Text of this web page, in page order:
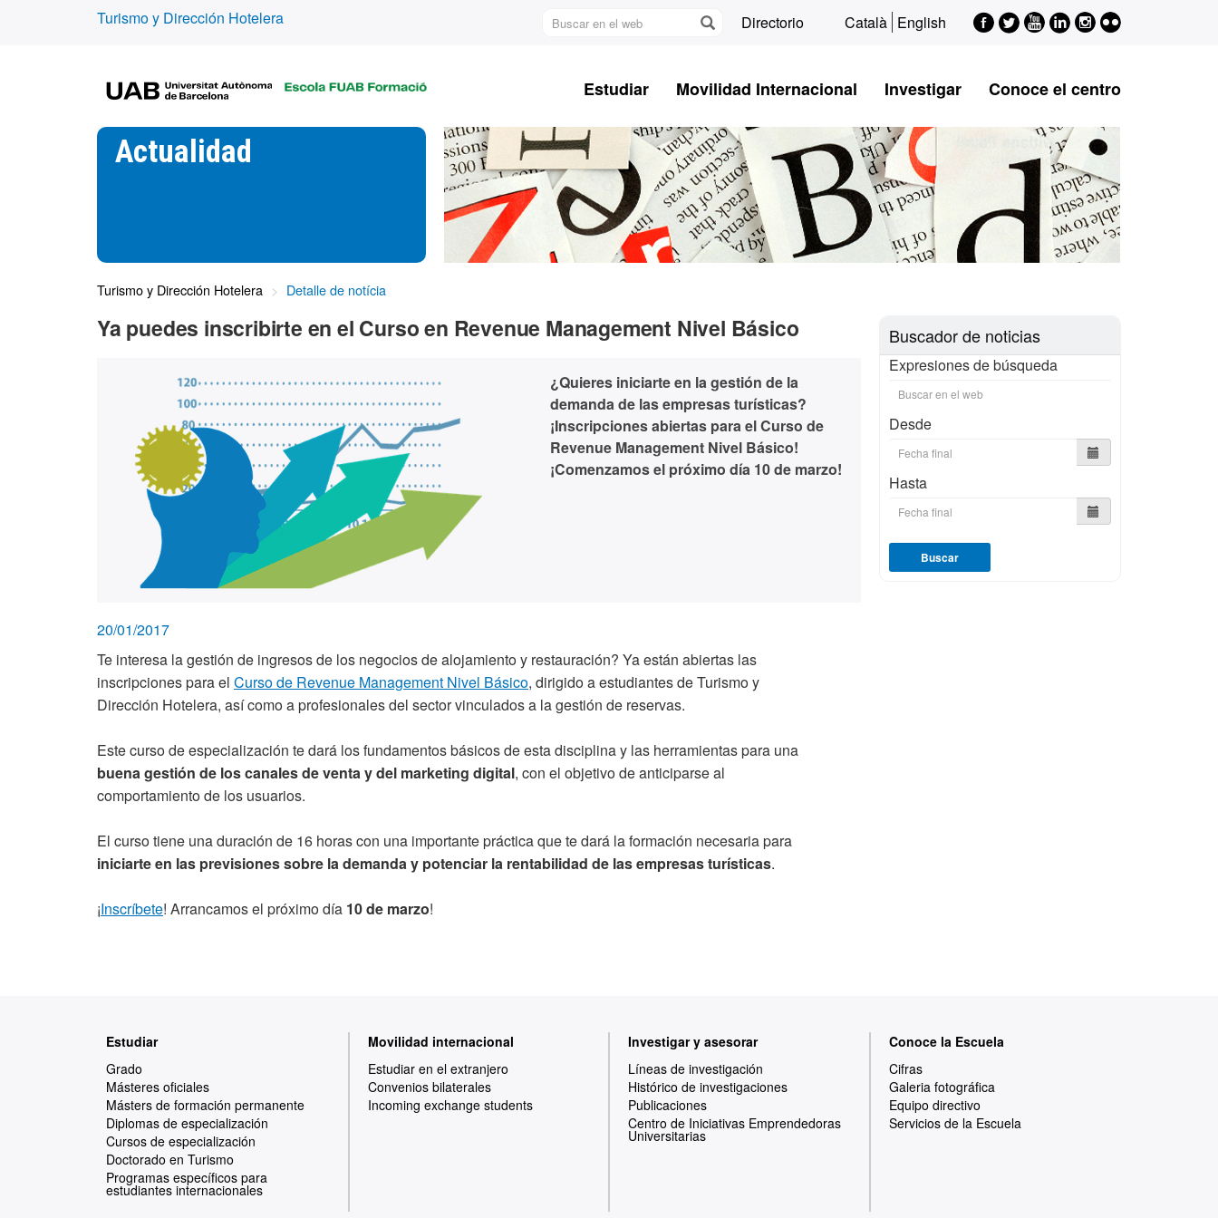
Turismo y Dirección Hotelera
Buscar
Directorio Català English Facebook
Twitter
Youtube
LinkedIn
Instagram
Flickr
B
Estudiar Movilidad Internacional Investigar Conoce el centro
Actualidad
Turismo y Dirección Hotelera Detalle de notícia
Ya puedes inscribirte en el Curso en Revenue Management Nivel Básico
¿Quieres iniciarte en la gestión de la
demanda de las empresas turísticas?
¡Inscripciones abiertas para el Curso de
Revenue Management Nivel Básico!
¡Comenzamos el próximo día 10 de marzo!
20/01/2017
Te interesa la gestión de ingresos de los negocios de alojamiento y restauración? Ya están abiertas las
inscripciones para el Curso de Revenue Management Nivel Básico, dirigido a estudiantes de Turismo y
Dirección Hotelera, así como a profesionales del sector vinculados a la gestión de reservas.
Este curso de especialización te dará los fundamentos básicos de esta disciplina y las herramientas para una
buena gestión de los canales de venta y del marketing digital, con el objetivo de anticiparse al
comportamiento de los usuarios.
El curso tiene una duración de 16 horas con una importante práctica que te dará la formación necesaria para
iniciarte en las previsiones sobre la demanda y potenciar la rentabilidad de las empresas turísticas.
¡Inscríbete! Arrancamos el próximo día 10 de marzo!
Buscador de noticias
Expresiones de búsqueda
Desde
Hasta
Buscar
Estudiar
Grado
Másteres oficiales
Másters de formación permanente
Diplomas de especialización
Cursos de especialización
Doctorado en Turismo
Programas específicos para
estudiantes internacionales
Movilidad internacional
Estudiar en el extranjero
Convenios bilaterales
Incoming exchange students
Investigar y asesorar
Líneas de investigación
Histórico de investigaciones
Publicaciones
Centro de Iniciativas Emprendedoras
Universitarias
Conoce la Escuela
Cifras
Galeria fotográfica
Equipo directivo
Servicios de la Escuela